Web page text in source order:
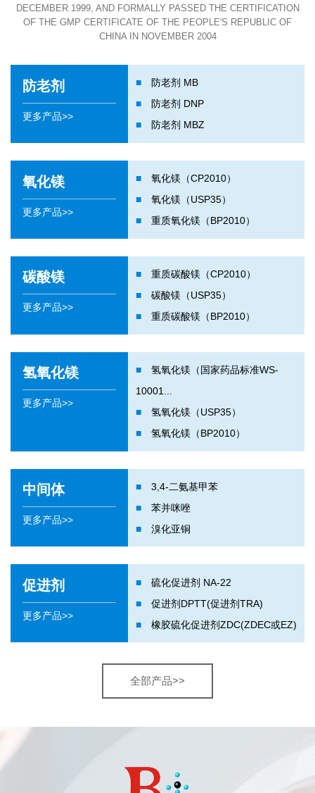
DECEMBER 1999, AND FORMALLY PASSED THE CERTIFICATION
OF THE GMP CERTIFICATE OF THE PEOPLE'S REPUBLIC OF
CHINA IN NOVEMBER 2004
防老剂
更多产品>>
■ 防老剂 MB
■ 防老剂 DNP
■ 防老剂 MBZ
氧化镁
更多产品>>
■ 氧化镁（CP2010）
■ 氧化镁（USP35）
■ 重质氧化镁（BP2010）
碳酸镁
更多产品>>
■ 重质碳酸镁（CP2010）
■ 碳酸镁（USP35）
■ 重质碳酸镁（BP2010）
氢氧化镁
更多产品>>
■ 氢氧化镁（国家药品标准WS-
10001...
■ 氢氧化镁（USP35）
■ 氢氧化镁（BP2010）
中间体
更多产品>>
■ 3,4-二氨基甲苯
■ 苯并咪唑
■ 溴化亚铜
促进剂
更多产品>>
■ 硫化促进剂 NA-22
■ 促进剂DPTT(促进剂TRA)
■ 橡胶硫化促进剂ZDC(ZDEC或EZ)
全部产品>>